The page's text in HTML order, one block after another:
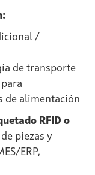
/
de transporte
de alimentación
RFID o
piezas y
ERP,